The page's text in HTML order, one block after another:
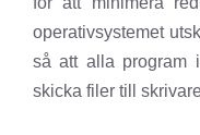
operativsystemet
så att alla program
skicka filer till